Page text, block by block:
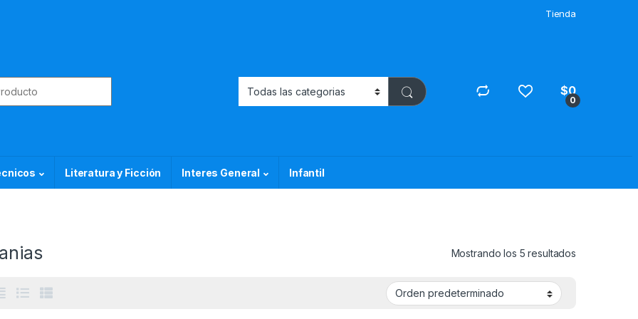
Tienda
0
$0
Literatura y Ficción Interes General Infantil
Mostrando los 5 resultados